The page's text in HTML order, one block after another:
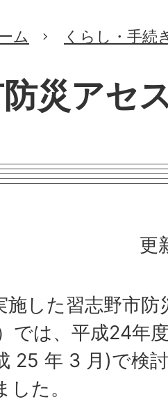
ム くらし・手続
災アセ
更
施した習志野市
では、平成24年
25 年 3 月)で検
た。